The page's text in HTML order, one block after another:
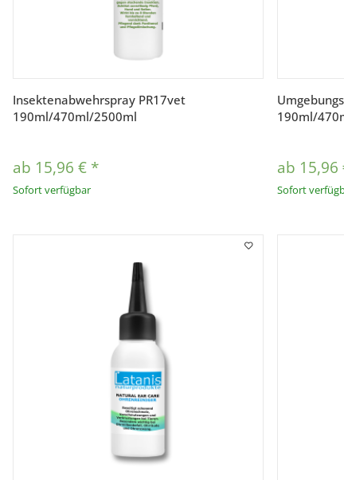
Vorschau
Insektenabwehrspray PR17vet
190ml/470ml/2500ml
ab 15,96 € *
Sofort verfügbar
190ml/
ab 15,96
Sofort